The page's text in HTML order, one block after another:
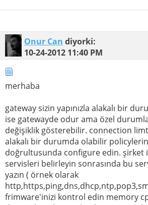
Onur Can diyorki:
10-24-2012 11:40 PM
merhaba
gateway sizin yapınızla alakalı bir
ise gatewayde odur ama özel
değişiklik gösterebilir. connection
alakalı bir durumda olabilir
doğrultusunda configure edin. şirket
servisleri belirleyin sonrasında bu
yazın ( örnek olarak
frimware'inizi kontrol edin memory